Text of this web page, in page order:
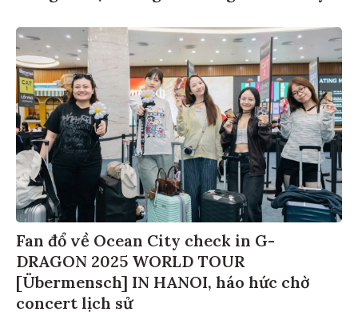
Fan đổ về Ocean City check in G-
DRAGON 2025 WORLD TOUR
[Übermensch] IN HANOI, háo hức chờ
concert lịch sử